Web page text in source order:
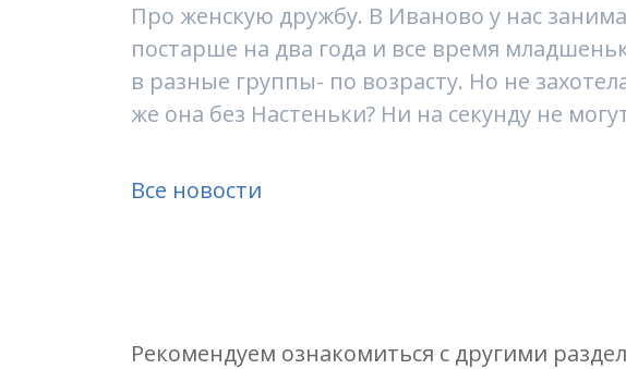
Про женскую дружбу. В Иваново у нас
постарше на два года и все время
в разные группы- по возрасту. Но не
же она без Настеньки? Ни на секунду не
Все новости
Рекомендуем ознакомиться с другими